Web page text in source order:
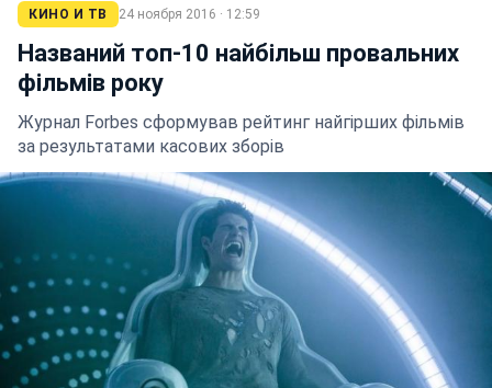
КИНО И ТВ 24 ноября 2016 · 12:59
Названий топ-10 найбільш провальних
фільмів року
Журнал Forbes сформував рейтинг найгірших фільмів
за результатами касових зборів